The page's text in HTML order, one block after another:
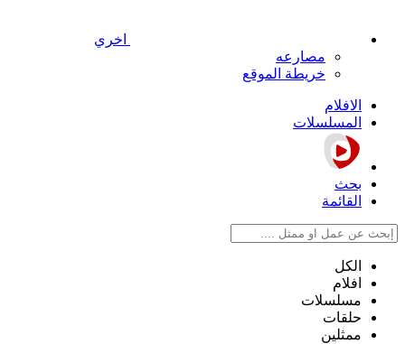
اخري
مصارعه
خريطة الموقع
الافلام
المسلسلات
بحث
القائمة
الكل
افلام
مسلسلات
حلقات
ممثلين